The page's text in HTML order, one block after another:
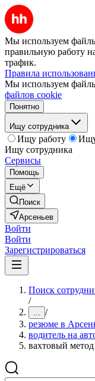
Мы используем
правильную работу
трафик.
Правила
Мы используем
файлов cookie
Понятно
Ищу сотрудника
Ищу работу
Ищу сотрудника
Сервисы
Помощь
Ещё
Поиск
Арсеньев
Войти
Войти
Зарегистрироваться
Поиск
/
... /
резюме в
водитель на
вахтовый метод